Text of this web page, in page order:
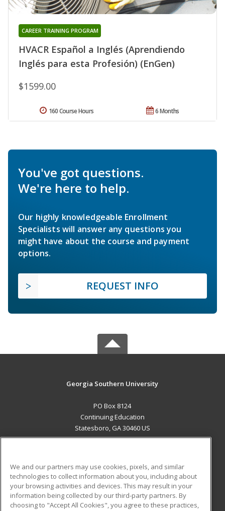
HVACR Español a Inglés (Aprendiendo
Inglés para esta Profesión) (EnGen)
CAREER TRAINING PROGRAM
$1599.00
6 Months
160 Course Hours
You've got questions.
We're here to help.
Our highly knowledgeable Enrollment
Specialists will answer any questions you
might have about the course and payment
options.
REQUEST INFO
Georgia Southern University
PO Box 8124
Continuing Education
Statesboro, GA 30460 US
ADDITIONAL RESOURCES
Military
Financial Assistance
Student Blog
We and our partners may use cookies, pixels, and similar
technologies to collect information about you, including about
your browsing activities and devices. This may result in your
information being collected by our third-party partners. By
choosing to "Accept All Cookies", you agree to these practices,